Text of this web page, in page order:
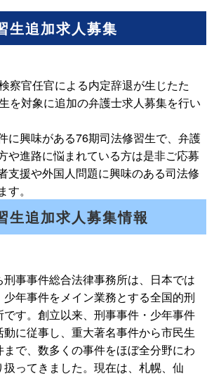
生追加求人募集
察官任官による内定辞退が生じたた
を対象に追加の弁護士求人募集を行い
に興味がある76期司法修習生で、弁護
や進路に悩まれている方は是非ご応募
支援や外国人問題に興味のある司法修
。
生追加求人募集情報
事事件総合法律事務所は、日本では
年事件をメイン業務とする全国的刑
す。創立以来、刑事事件・少年事件
に従事し、重大著名事件から市民生
で、数多くの事件をほぼ全分野にわ
ってきました。現在は、札幌、仙